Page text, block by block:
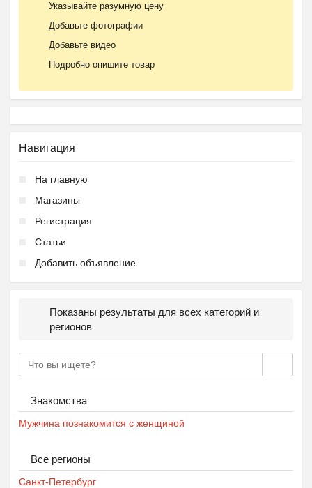
Указывайте разумную цену
Добавьте фотографии
Добавьте видео
Подробно опишите товар
Навигация
На главную
Магазины
Регистрация
Статьи
Добавить объявление
Показаны результаты для всех категорий и
регионов
Знакомства
Мужчина познакомится с женщиной
Все регионы
Санкт-Петербург